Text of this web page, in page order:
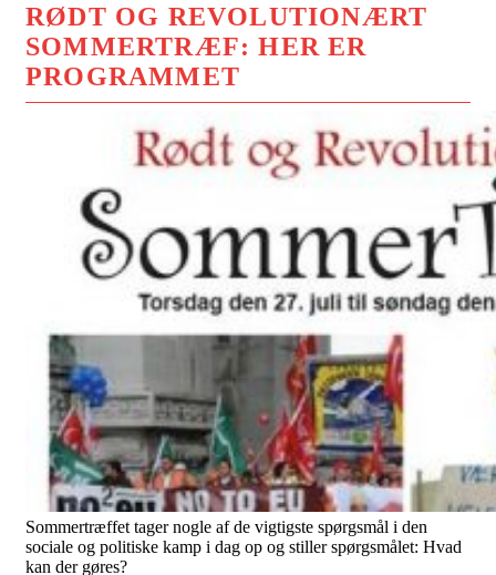
RØDT OG REVOLUTIONÆRT
SOMMERTRÆF: HER ER
PROGRAMMET
Sommertræffet tager nogle af de vigtigste spørgsmål i den
sociale og politiske kamp i dag op og stiller spørgsmålet: Hvad
kan der gøres?